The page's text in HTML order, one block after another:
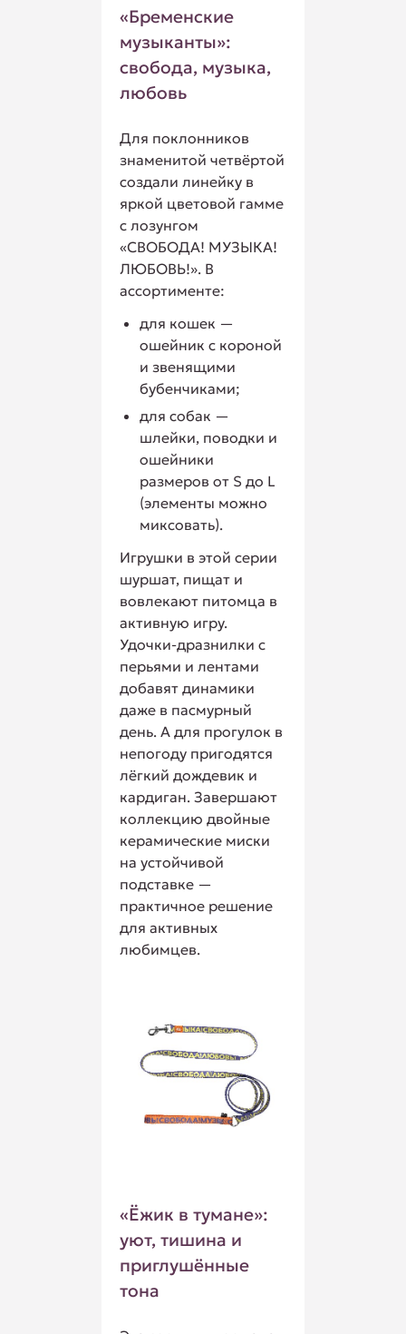
«Бременские
музыканты»:
свобода, музыка,
любовь
Для поклонников
знаменитой четвёртой
создали линейку в
яркой цветовой гамме
с лозунгом
«СВОБОДА! МУЗЫКА!
ЛЮБОВЬ!». В
ассортименте:
для кошек —
ошейник с короной
и звенящими
бубенчиками;
для собак —
шлейки, поводки и
ошейники
размеров от S до L
(элементы можно
миксовать).
Игрушки в этой серии
шуршат, пищат и
вовлекают питомца в
активную игру.
Удочки-дразнилки с
перьями и лентами
добавят динамики
даже в пасмурный
день. А для прогулок в
непогоду пригодятся
лёгкий дождевик и
кардиган. Завершают
коллекцию двойные
керамические миски
на устойчивой
подставке —
практичное решение
для активных
любимцев.
«Ёжик в тумане»:
уют, тишина и
приглушённые
тона